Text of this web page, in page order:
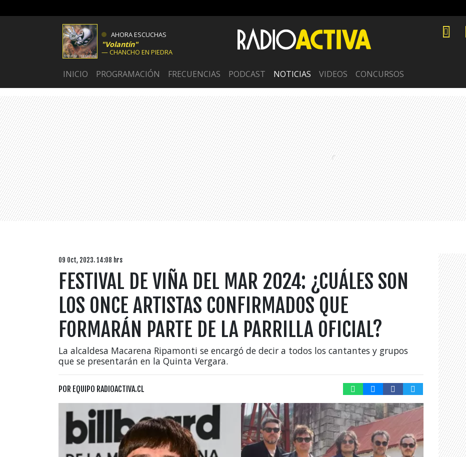
AHORA ESCUCHAS
Volantín
CHANCHO EN PIEDRA
INICIO PROGRAMACIÓN FRECUENCIAS PODCAST NOTICIAS VIDEOS CONCURSOS
09 Oct, 2023. 14:08 hrs
FESTIVAL DE VIÑA DEL MAR 2024: ¿CUÁLES SON
LOS ONCE ARTISTAS CONFIRMADOS QUE
FORMARÁN PARTE DE LA PARRILLA OFICIAL?
La alcaldesa Macarena Ripamonti se encargó de decir a todos los cantantes y grupos
que se presentarán en la Quinta Vergara.
POR EQUIPO RADIOACTIVA.CL